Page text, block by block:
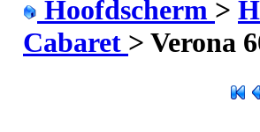
Hoofdscherm >
Cabaret > Verona